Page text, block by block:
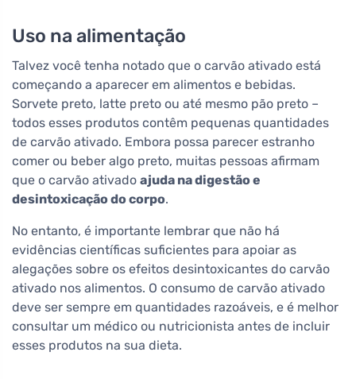
Uso na alimentação
Talvez você tenha notado que o carvão ativado está
começando a aparecer em alimentos e bebidas.
Sorvete preto, latte preto ou até mesmo pão preto –
todos esses produtos contêm pequenas quantidades
de carvão ativado. Embora possa parecer estranho
comer ou beber algo preto, muitas pessoas afirmam
que o carvão ativado ajuda na digestão e
desintoxicação do corpo.
No entanto, é importante lembrar que não há
evidências científicas suficientes para apoiar as
alegações sobre os efeitos desintoxicantes do carvão
ativado nos alimentos. O consumo de carvão ativado
deve ser sempre em quantidades razoáveis, e é melhor
consultar um médico ou nutricionista antes de incluir
esses produtos na sua dieta.